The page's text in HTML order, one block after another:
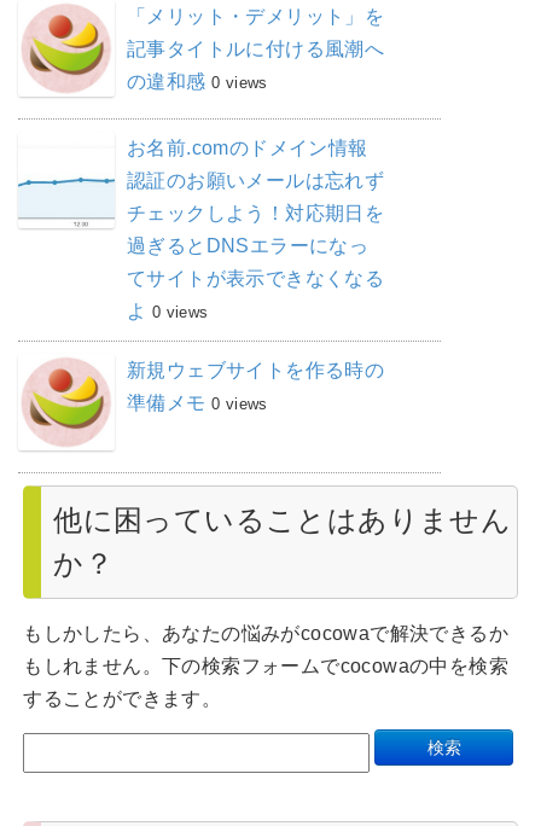
「メリット・デメリット」を
記事タイトルに付ける風潮へ
の違和感 0 views
お名前.comのドメイン情報
認証のお願いメールは忘れず
チェックしよう！対応期日を
過ぎるとDNSエラーになっ
てサイトが表示できなくなる
よ 0 views
新規ウェブサイトを作る時の
準備メモ 0 views
他に困っていることはありません
か？
もしかしたら、あなたの悩みがcocowaで解決できるか
もしれません。下の検索フォームでcocowaの中を検索
することができます。